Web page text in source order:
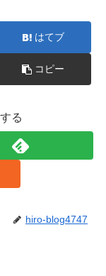
はてブ
コピー
る
hiro-blog4747